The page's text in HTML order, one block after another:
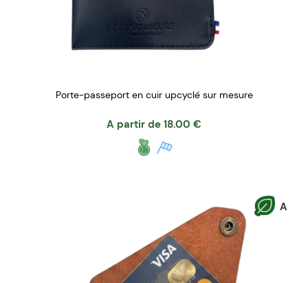
Porte-passeport en cuir upcyclé sur mesure
A partir de 18.00 €
A